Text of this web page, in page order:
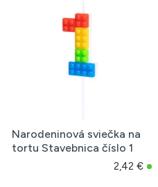
Narodeninová sviečka na
tortu Stavebnica číslo 1
2,42 €